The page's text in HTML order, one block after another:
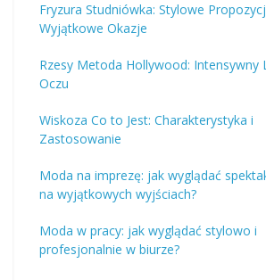
Fryzura Studniówka: Stylowe
Wyjątkowe Okazje
Rzesy Metoda Hollywood: Intensywny
Oczu
Wiskoza Co to Jest: Charakterystyka i
Zastosowanie
Moda na imprezę: jak wyglądać
na wyjątkowych wyjściach?
Moda w pracy: jak wyglądać stylowo i
profesjonalnie w biurze?